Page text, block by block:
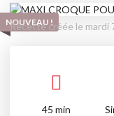
NOUVEAU !
Recette créée le mardi
45 min